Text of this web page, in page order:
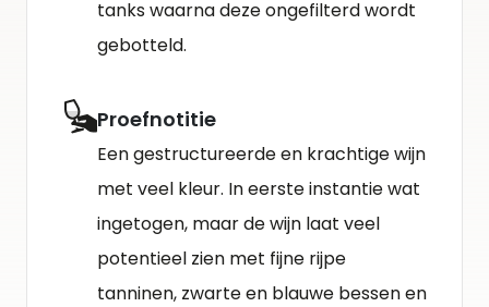
tanks waarna deze ongefilterd wordt
gebotteld.
Proefnotitie
Een gestructureerde en krachtige wijn
met veel kleur. In eerste instantie wat
ingetogen, maar de wijn laat veel
potentieel zien met fijne rijpe
tanninen, zwarte en blauwe bessen en